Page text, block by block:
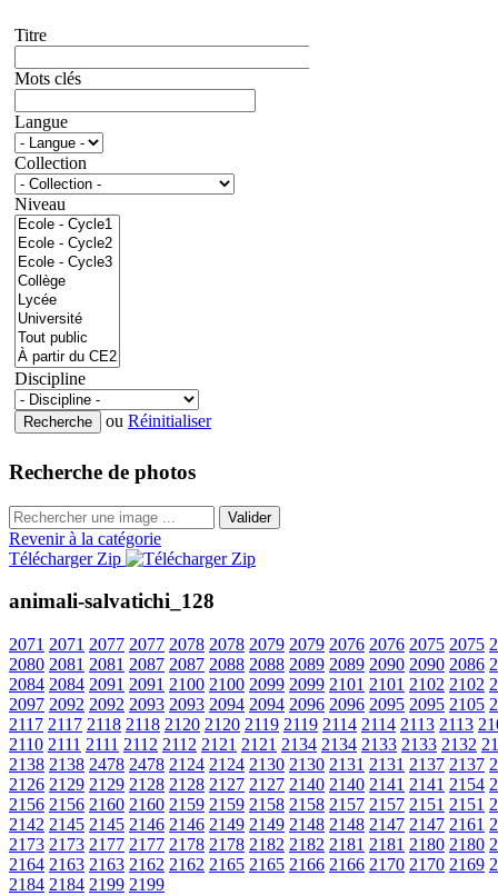
Titre
Mots clés
Langue
Collection
Niveau
Discipline
ou Réinitialiser
Recherche de photos
Valider
Revenir à la catégorie
Télécharger Zip
animali-salvatichi_128
2071 2071 2077 2077 2078 2078 2079 2079 2076 2076 2075 2075
2080 2081 2081 2087 2087 2088 2088 2089 2089 2090 2090 2086
2084 2084 2091 2091 2100 2100 2099 2099 2101 2101 2102 2102
2097 2092 2092 2093 2093 2094 2094 2096 2096 2095 2095 2105
2117 2117 2118 2118 2120 2120 2119 2119 2114 2114 2113 2113
2110 2111 2111 2112 2112 2121 2121 2134 2134 2133 2133 2132
2138 2138 2478 2478 2124 2124 2130 2130 2131 2131 2137 2137
2126 2129 2129 2128 2128 2127 2127 2140 2140 2141 2141 2154
2156 2156 2160 2160 2159 2159 2158 2158 2157 2157 2151 2151
2142 2145 2145 2146 2146 2149 2149 2148 2148 2147 2147 2161
2173 2173 2177 2177 2178 2178 2182 2182 2181 2181 2180 2180
2164 2163 2163 2162 2162 2165 2165 2166 2166 2170 2170 2169
2184 2184 2199 2199